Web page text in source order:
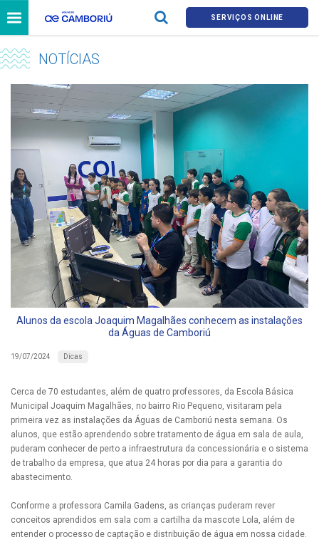
SERVIÇOS ONLINE
NOTÍCIAS
Alunos da escola Joaquim Magalhães conhecem as instalações
da Águas de Camboriú
19/07/2024 Dicas
Cerca de 70 estudantes, além de quatro professores, da Escola Básica
Municipal Joaquim Magalhães, no bairro Rio Pequeno, visitaram pela
primeira vez as instalações da Águas de Camboriú nesta semana. Os
alunos, que estão aprendendo sobre tratamento de água em sala de aula,
puderam conhecer de perto a infraestrutura da concessionária e o sistema
de trabalho da empresa, que atua 24 horas por dia para a garantia do
abastecimento.
Conforme a professora Camila Gadens, as crianças puderam rever
conceitos aprendidos em sala com a cartilha da mascote Lola, além de
entender o processo de captação e distribuição de água em nossa cidade.